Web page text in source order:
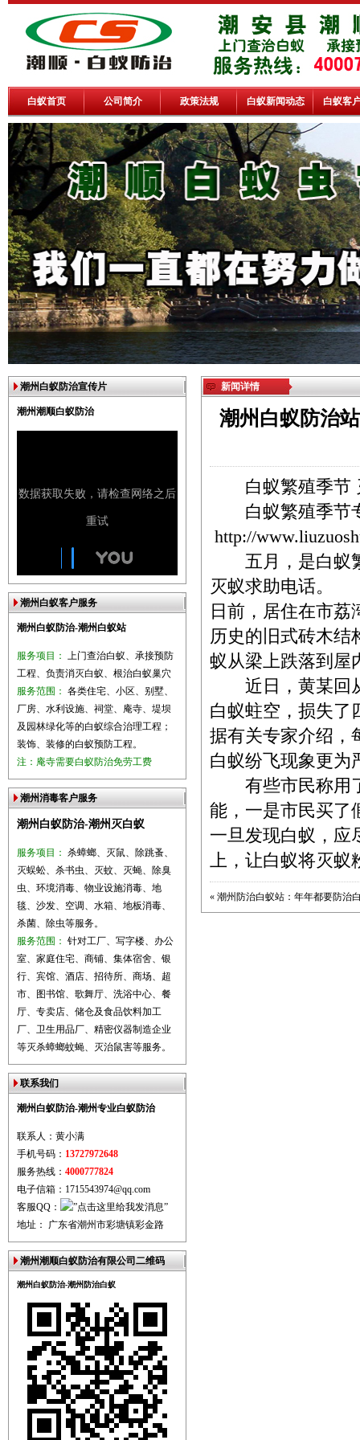
白蚁首页 公司简介 政策法规 白蚁新闻动态 白蚁客
潮州白蚁防治宣传片
潮州潮顺白蚁防治
潮州白蚁客户服务
潮州白蚁防治-潮州白蚁站
服务项目： 上门查治白蚁、承接预防
工程、负责消灭白蚁、根治白蚁巢穴
服务范围： 各类住宅、小区、别墅、
厂房、水利设施、祠堂、庵寺、堤坝
及园林绿化等的白蚁综合治理工程；
装饰、装修的白蚁预防工程。
注：庵寺需要白蚁防治免劳工费
潮州消毒客户服务
潮州白蚁防治-潮州灭白蚁
服务项目： 杀蟑螂、灭鼠、除跳蚤、
灭蜈蚣、杀书虫、灭蚊、灭蝇、除臭
虫、环境消毒、物业设施消毒、地
毯、沙发、空调、水箱、地板消毒、
杀菌、除虫等服务。
服务范围： 针对工厂、写字楼、办公
室、家庭住宅、商铺、集体宿舍、银
行、宾馆、酒店、招待所、商场、超
市、图书馆、歌舞厅、洗浴中心、餐
厅、专卖店、储仓及食品饮料加工
厂、卫生用品厂、精密仪器制造企业
等灭杀蟑螂蚊蝇、灭治鼠害等服务。
联系我们
潮州白蚁防治-潮州专业白蚁防治
联系人：黄小满
手机号码： 13727972648
服务热线： 4000777824
电子信箱：1715543974@qq.com
客服QQ：
地址： 广东省潮州市彩塘镇彩金路
潮州潮顺白蚁防治有限公司二维码
潮州白蚁防治-潮州防治白蚁
新闻详情
潮州白蚁防治
白蚁繁殖季节
白蚁繁殖季节
http://
五月，是白蚁繁
灭蚁求助电话。
日前，居住在市荔
历史的旧式砖木结
蚁从梁上跌落到屋
近日，黄某回从
白蚁蛀空，损失了
据有关专家介绍，
白蚁纷飞现象更为
有些市民称用了
能，一是市民买了
一旦发现白蚁，应
上，让白蚁将灭蚁
« 潮州防治白蚁站：年年都要防治